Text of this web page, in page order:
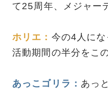
て25周年、メジャー
ホリエ： 今の4人にな
活動期間の半分をこ
あっこゴリラ： あっ